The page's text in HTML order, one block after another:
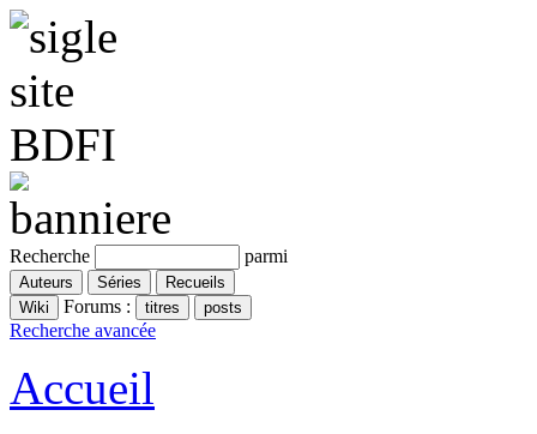
Recherche parmi
Forums :
Recherche avancée
Accueil